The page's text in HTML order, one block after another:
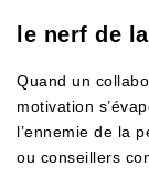
le nerf de
Quand un
motivation
l’ennemie de la
ou conseillers